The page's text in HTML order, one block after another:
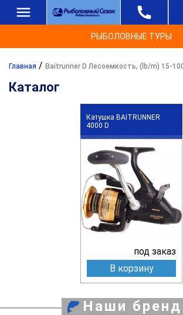
РЫБОЛОВНЫЕ ТУРЫ
Главная / Baitrunner D Лесоемкость, (lb/m) 15-
Каталог
Катушка BAITRUNNER
4000 D
под заказ
В корзину
Наши